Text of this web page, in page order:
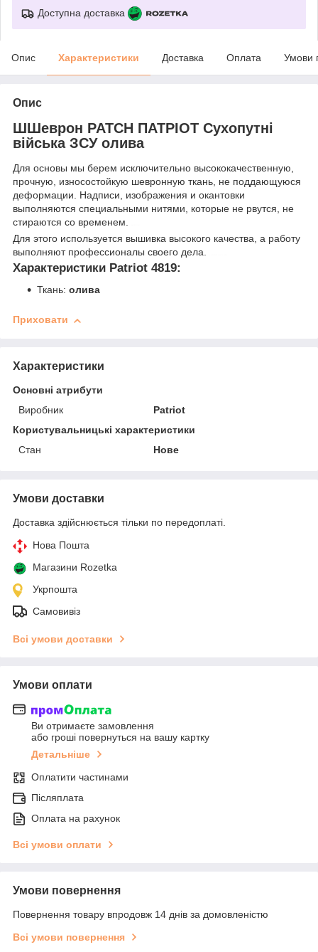
Доступна доставка
Опис Характеристики Доставка Оплата Умови
Опис
ШШеврон PATCH ПАТРІОТ Сухопутні
війська ЗСУ олива
Для основы мы берем исключительно высококачественную,
прочную, износостойкую шевронную ткань, не поддающуюся
деформации. Надписи, изображения и окантовки
выполняются специальными нитями, которые не рвутся, не
стираются со временем.
Для этого используется вышивка высокого качества, а работу
выполняют профессионалы своего дела.
Характеристики Patriot 4819:
Ткань: олива
Приховати
Характеристики
Основні атрибути
Виробник
Patriot
Користувальницькі характеристики
Стан
Нове
Умови доставки
Доставка здійснюється тільки по передоплаті.
Нова Пошта
Магазини Rozetka
Укрпошта
Самовивіз
Всі умови доставки
Умови оплати
Ви отримаєте замовлення
або гроші повернуться на вашу картку
Детальніше
Оплатити частинами
Післяплата
Оплата на рахунок
Всі умови оплати
Умови повернення
Повернення товару впродовж 14 днів за домовленістю
Всі умови повернення